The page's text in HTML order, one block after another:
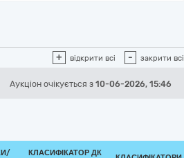
+ відкрити всі - закрити всі
Аукціон очікується з 10-06-2026, 15:46
КЛАСИФІКАТОР ДК